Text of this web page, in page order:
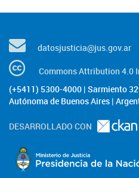
datosjusticia@jus.gov.ar
Commons Attribution 4.0
(+5411) 5300-4000 | Sarmiento
Autónoma de Buenos Aires |
DESARROLLADO CON